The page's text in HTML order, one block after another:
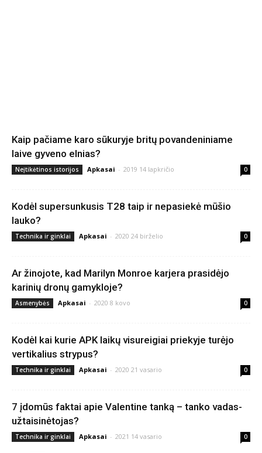
Kaip pačiame karo sūkuryje britų povandeniniame
laive gyveno elnias?
Neįtikėtinos istorijos Apkasai - 2019 14 lapkričio 0
Kodėl supersunkusis T28 taip ir nepasiekė mūšio
lauko?
Technika ir ginklai Apkasai - 2020 24 birželio 0
Ar žinojote, kad Marilyn Monroe karjera prasidėjo
karinių dronų gamykloje?
Asmenybės Apkasai - 2020 8 kovo 0
Kodėl kai kurie APK laikų visureigiai priekyje turėjo
vertikalius strypus?
Technika ir ginklai Apkasai - 2020 21 vasario 0
7 įdomūs faktai apie Valentine tanką – tanko vadas-
užtaisinėtojas?
Technika ir ginklai Apkasai - 2021 14 vasario 0